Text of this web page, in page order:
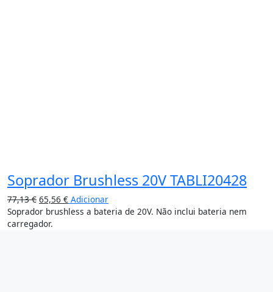
Soprador Brushless 20V TABLI20428
77,13€ 65,56 € Adicionar
Soprador brushless a bateria de 20V. Não inclui bateria nem
carregador.